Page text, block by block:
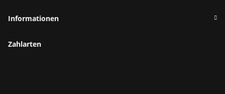
Informationen
Zahlarten